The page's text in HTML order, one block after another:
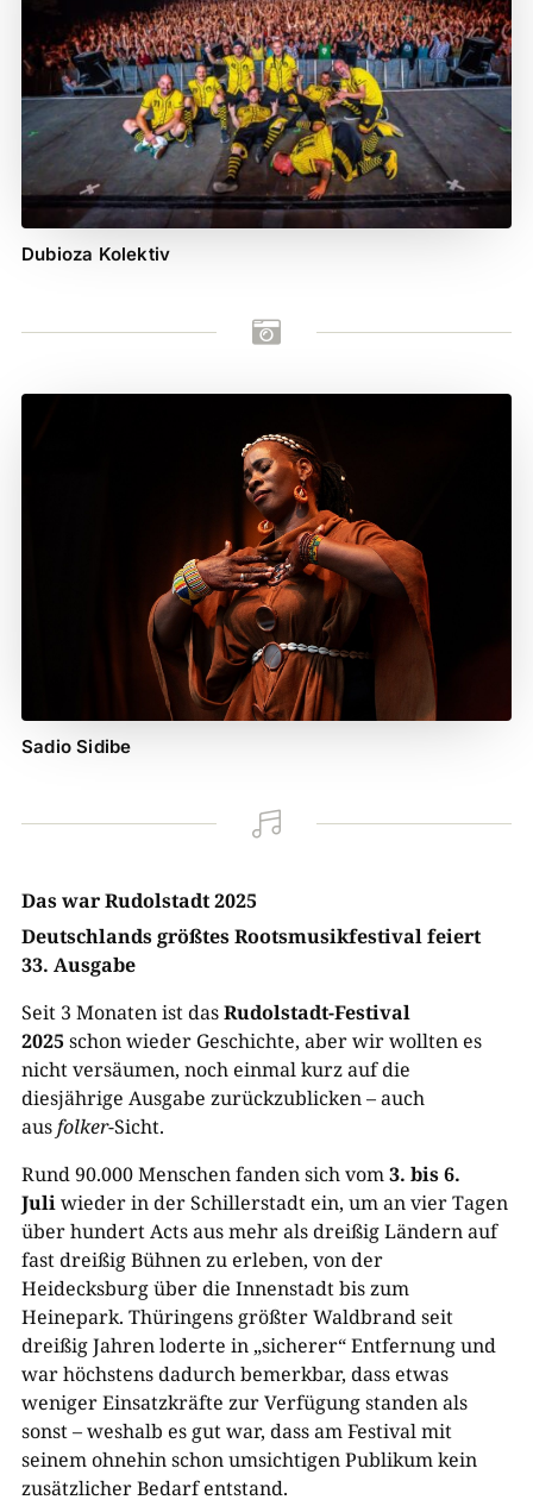
Dubioza Kolektiv

Sadio Sidibe

Das war Rudolstadt 2025
Deutschlands größtes Rootsmusikfestival feiert
33. Ausgabe
Seit 3 Monaten ist dasRudolstadt-Festival
2025schon wieder Geschichte, aber wir wollten es
nicht versäumen, noch einmal kurz auf die
diesjährige Ausgabe zurückzublicken – auch
ausfolker-Sicht.
Rund 90.000 Menschen fanden sich vom3. bis 6.
Juliwieder in der Schillerstadt ein, um an vier Tagen
über hundert Acts aus mehr als dreißig Ländern auf
fast dreißig Bühnen zu erleben, von der
Heidecksburg über die Innenstadt bis zum
Heinepark. Thüringens größter Waldbrand seit
dreißig Jahren loderte in „sicherer“ Entfernung und
war höchstens dadurch bemerkbar, dass etwas
weniger Einsatzkräfte zur Verfügung standen als
sonst – weshalb es gut war, dass am Festival mit
seinem ohnehin schon umsichtigen Publikum kein
zusätzlicher Bedarf entstand.